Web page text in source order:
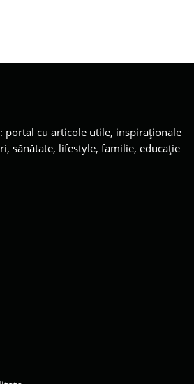
portal cu articole utile, inspiraționale
sănătate, lifestyle, familie, educație